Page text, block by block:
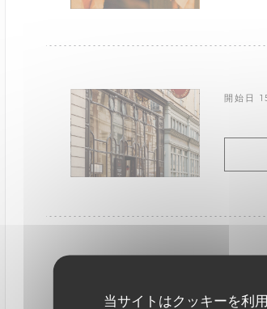
当サイトはクッキーを利
開始日